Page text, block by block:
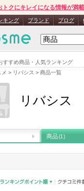
すすめ商品・人気ランキング
> リバシス > 商品一覧
トクにキレイになる情報が満載
キング ブランド ブログ
リバシス
商品(1)